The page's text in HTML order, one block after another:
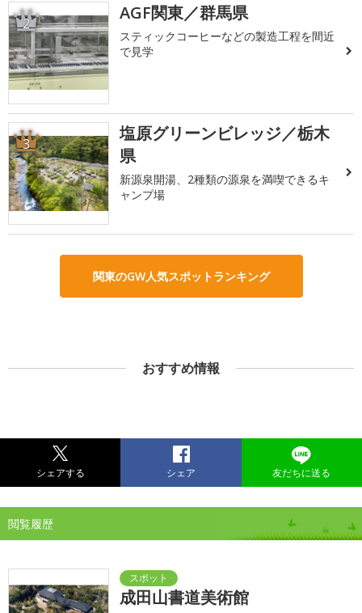
2 AGF関東／群馬県
スティックコーヒーなどの製造工程を間近
で見学
3
塩原グリーンビレッジ／栃木
県
新源泉開湯、2種類の源泉を満喫できるキ
ャンプ場
関東のGW人気スポットランキング
おすすめ情報
シェアする シェア 友だちに送る
閲覧履歴
成田山書道美術館